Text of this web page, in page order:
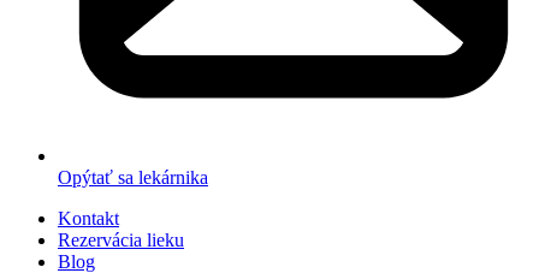
Opýtať sa lekárnika
Kontakt
Rezervácia lieku
Blog